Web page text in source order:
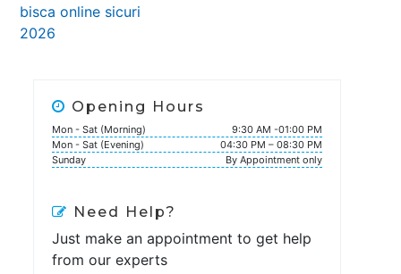
bisca online sicuri
2026
Opening Hours
Mon - Sat (Morning)
9:30 AM -01:00 PM
Mon - Sat (Evening)
04:30 PM – 08:30 PM
Sunday
By Appointment only
Need Help?
Just make an appointment to get help
from our experts